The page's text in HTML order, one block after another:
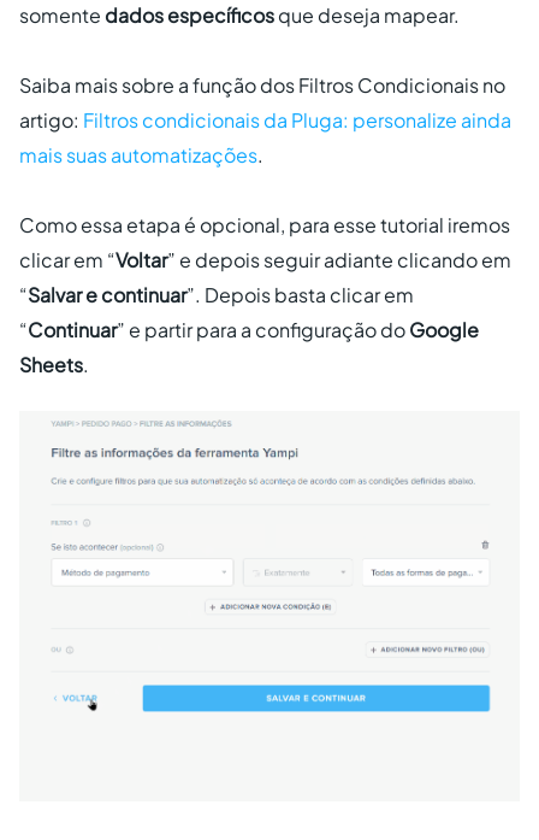
somente dados específicosque deseja mapear.
Saiba mais sobre a função dos Filtros Condicionais no
artigo: Filtros condicionais da Pluga: personalize ainda
mais suas automatizações.
Como essa etapa é opcional, para esse tutorial iremos
clicar em “Voltar” e depois seguir adiante clicando em
“Salvar e continuar”. Depois basta clicar em
“Continuar” e partir para a configuração doGoogle
Sheets.